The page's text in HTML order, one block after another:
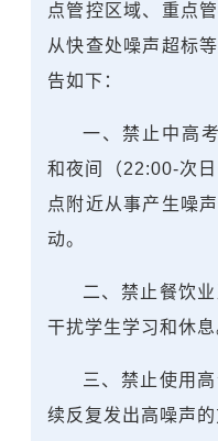
点管控区域、重点
从快查处噪声超标
告如下：
一、禁止中高
和夜间（22:00-次
点附近从事产生噪
动。
二、禁止餐饮
干扰学生学习和休息
三、禁止使用
续反复发出高噪声